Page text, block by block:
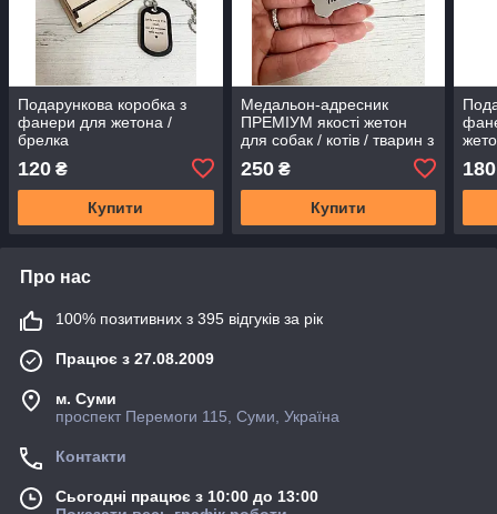
Подарункова коробка з
фанери для жетона /
брелка
120 ₴
Купити
Медальон-адресник
ПРЕМІУМ якості жетон
для собак / котів / тварин з
лазерним гравіруванням
ВАШ текст
250₴
Купити
180
Про нас
100% позитивних з 395 відгуків за рік
Працює з 27.08.2009
м. Суми
проспект Перемоги 115, Суми, Україна
Контакти
Сьогодні працює з 10:00 до 13:00